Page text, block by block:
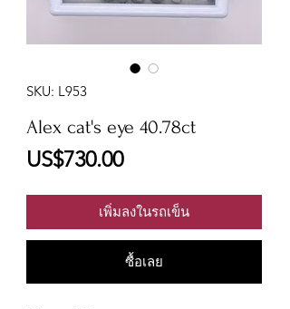
SKU: L953
Alex cat's eye 40.78ct
US$730.00ราคา
เพิ่มลงในรถเข็น
ซื้อเลย